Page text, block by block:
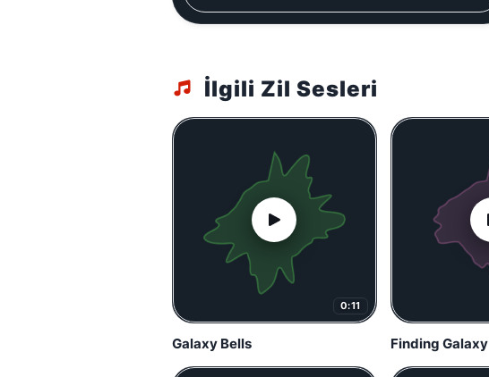
İlgili Zil Sesleri
0:11
Galaxy Bells Finding Galaxy